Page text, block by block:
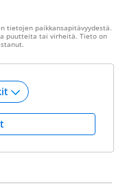
tietojen paikkansapitävyydestä.
puutteita tai virheitä. Tieto on